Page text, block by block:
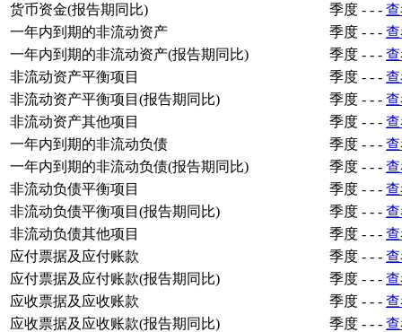
货币资金(报告期同比)
季度 - - -
一年内到期的非流动资产
季度 - - -
一年内到期的非流动资产(报告期同比)
季度 - - -
非流动资产平衡项目
季度 - - -
非流动资产平衡项目(报告期同比)
季度 - - -
非流动资产其他项目
季度 - - -
一年内到期的非流动负债
季度 - - -
一年内到期的非流动负债(报告期同比)
季度 - - -
非流动负债平衡项目
季度 - - -
非流动负债平衡项目(报告期同比)
季度 - - -
非流动负债其他项目
季度 - - -
应付票据及应付账款
季度 - - -
应付票据及应付账款(报告期同比)
季度 - - -
应收票据及应收账款
季度 - - -
应收票据及应收账款(报告期同比)
季度 - - -